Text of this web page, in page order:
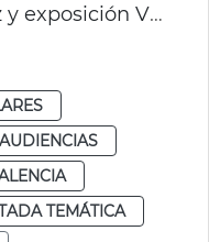
Convenio Blasco Ibáñez y exposición Viaje millonarios
TEMÁTICA